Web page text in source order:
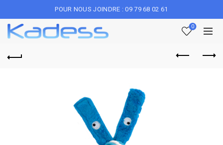
POUR NOUS JOINDRE : 09 79 68 02 61
0